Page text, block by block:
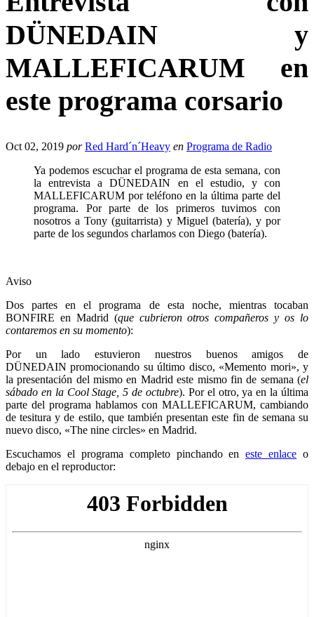
DÜNEDAIN y
MALLEFICARUM en
este programa corsario
Oct 02, 2019 por Red Hard´n´Heavy en Programa de Radio
Ya podemos escuchar el programa de esta semana, con
la entrevista a DÜNEDAIN en el estudio, y con
MALLEFICARUM por teléfono en la última parte del
programa. Por parte de los primeros tuvimos con
nosotros a Tony (guitarrista) y Miguel (batería), y por
parte de los segundos charlamos con Diego (batería).
Aviso
Dos partes en el programa de esta noche, mientras tocaban
BONFIRE en Madrid (que cubrieron otros compañeros y os lo
contaremos en su momento):
Por un lado estuvieron nuestros buenos amigos de
DÜNEDAIN promocionando su último disco, «Memento mori», y
la presentación del mismo en Madrid este mismo fin de semana (el
sábado en la Cool Stage, 5 de octubre). Por el otro, ya en la última
parte del programa hablamos con MALLEFICARUM, cambiando
de tesitura y de estilo, que también presentan este fin de semana su
nuevo disco, «The nine circles» en Madrid.
Escuchamos el programa completo pinchando eneste enlace o
debajo en el reproductor: